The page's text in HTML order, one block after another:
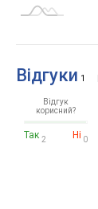
Відгуки 1
Відгук
корисний?
Так 2 Ні 0